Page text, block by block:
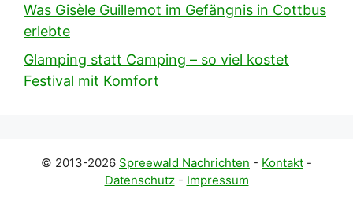
Was Gisèle Guillemot im Gefängnis in Cottbus
erlebte
Glamping statt Camping – so viel kostet
Festival mit Komfort
© 2013-2026 Spreewald Nachrichten - Kontakt -
Datenschutz- Impressum